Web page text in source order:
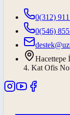
0(312)
0(546)
Hacettepe
4. Kat Ofis